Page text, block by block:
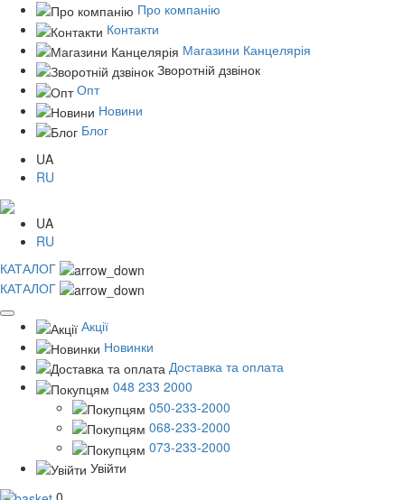
Про компанію
Контакти
Магазини Канцелярія
Зворотній дзвінок
Опт
Новини
Блог
UA
RU
UA
RU
КАТАЛОГ
КАТАЛОГ
Акції
Новинки
Доставка та оплата
048 233 2000
050-233-2000
068-233-2000
073-233-2000
Увійти
0